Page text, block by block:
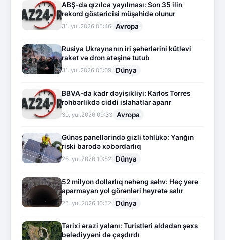
ABŞ-da qızılca yayılması: Son 35 ilin
rekord göstəricisi müşahidə olunur
31.İyul.2026 05:46 Avropa
Rusiya Ukraynanın iri şəhərlərini kütləvi
raket və dron atəşinə tutub
31.İyul.2026 03:09 Dünya
BBVA-da kadr dəyişikliyi: Karlos Torres
rəhbərlikdə ciddi islahatlar aparır
30.İyul.2026 09:33 Avropa
Günəş panellərində gizli təhlükə: Yanğın
riski barədə xəbərdarlıq
26.İyul.2026 10:52 Dünya
52 milyon dollarlıq nəhəng səhv: Heç yerə
aparmayan yol görənləri heyrətə salır
26.İyul.2026 10:52 Dünya
Tarixi ərazi yalanı: Turistləri aldadan şəxs
bələdiyyəni də çaşdırdı